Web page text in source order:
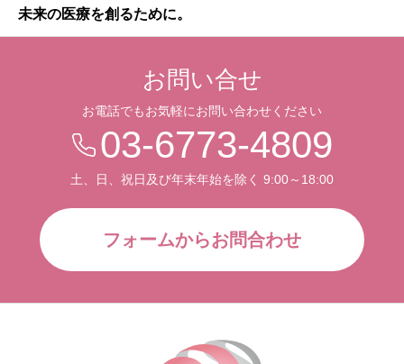
未来の医療を創るために。
お問い合せ
お電話でもお気軽にお問い合わせください
03-6773-4809
土、日、祝日及び年末年始を除く 9:00～18:00
フォームからお問合わせ